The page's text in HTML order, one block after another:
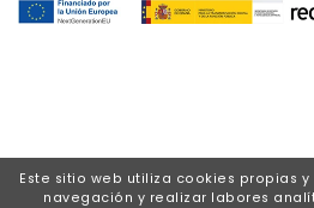
Este sitio web utiliza cookies propias
navegación y realizar labores